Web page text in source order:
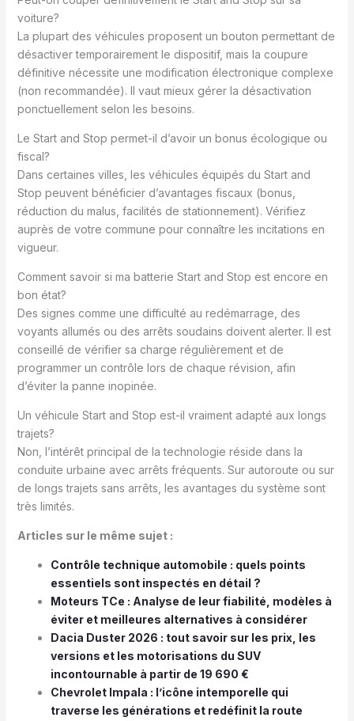
voiture?
La plupart des véhicules proposent un bouton permettant de
désactiver temporairement le dispositif, mais la coupure
définitive nécessite une modification électronique complexe
(non recommandée). Il vaut mieux gérer la désactivation
ponctuellement selon les besoins.
Le Start and Stop permet-il d’avoir un bonus écologique ou
fiscal?
Dans certaines villes, les véhicules équipés du Start and
Stop peuvent bénéficier d’avantages fiscaux (bonus,
réduction du malus, facilités de stationnement). Vérifiez
auprès de votre commune pour connaître les incitations en
vigueur.
Comment savoir si ma batterie Start and Stop est encore en
bon état?
Des signes comme une difficulté au redémarrage, des
voyants allumés ou des arrêts soudains doivent alerter. Il est
conseillé de vérifier sa charge régulièrement et de
programmer un contrôle lors de chaque révision, afin
d’éviter la panne inopinée.
Un véhicule Start and Stop est-il vraiment adapté aux longs
trajets?
Non, l’intérêt principal de la technologie réside dans la
conduite urbaine avec arrêts fréquents. Sur autoroute ou sur
de longs trajets sans arrêts, les avantages du système sont
très limités.
Articles sur le même sujet :
Contrôle technique automobile : quels points
essentiels sont inspectés en détail ?
Moteurs TCe : Analyse de leur fiabilité, modèles à
éviter et meilleures alternatives à considérer
Dacia Duster 2026 : tout savoir sur les prix, les
versions et les motorisations du SUV
incontournable à partir de 19 690 €
Chevrolet Impala : l’icône intemporelle qui
traverse les générations et redéfinit la route